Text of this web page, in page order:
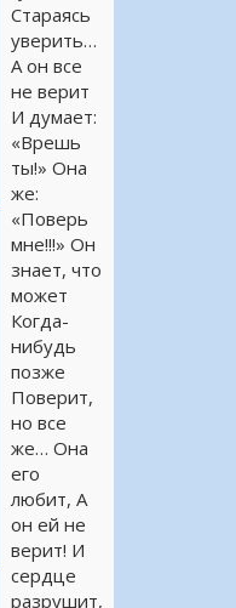
Стараясь
уверить…
А он все
не верит
И думает:
«Врешь
ты!» Она
же:
«Поверь
мне!!!» Он
знает, что
может
Когда-
нибудь
позже
Поверит,
но все
же… Она
его
любит, А
он ей не
верит! И
сердце
разрушит,